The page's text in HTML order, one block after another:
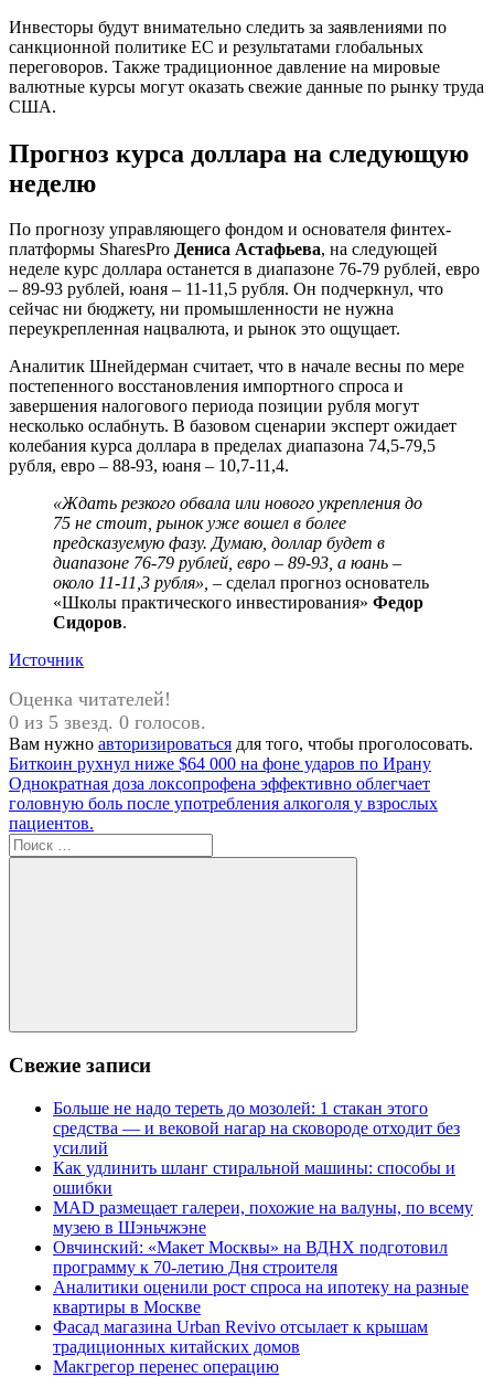
Инвесторы будут внимательно следить за заявлениями по
санкционной политике ЕС и результатами глобальных
переговоров. Также традиционное давление на мировые
валютные курсы могут оказать свежие данные по рынку труда
США.
Прогноз курса доллара на следующую
неделю
По прогнозу управляющего фондом и основателя финтех-
платформы SharesPro Дениса Астафьева, на следующей
неделе курс доллара останется в диапазоне 76-79 рублей, евро
– 89-93 рублей, юаня – 11-11,5 рубля. Он подчеркнул, что
сейчас ни бюджету, ни промышленности не нужна
переукрепленная нацвалюта, и рынок это ощущает.
Аналитик Шнейдерман считает, что в начале весны по мере
постепенного восстановления импортного спроса и
завершения налогового периода позиции рубля могут
несколько ослабнуть. В базовом сценарии эксперт ожидает
колебания курса доллара в пределах диапазона 74,5-79,5
рубля, евро – 88-93, юаня – 10,7-11,4.
«Ждать резкого обвала или нового укрепления до
75 не стоит, рынок уже вошел в более
предсказуемую фазу. Думаю, доллар будет в
диапазоне 76-79 рублей, евро – 89-93, а юань –
около 11-11,3 рубля», – сделал прогноз основатель
«Школы практического инвестирования» Федор
Сидоров.
Источник
Оценка читателей!
0 из 5 звезд. 0 голосов.
Вам нужно авторизироваться для того, чтобы проголосовать.
Навигация
по
записям
Предыдущая
запись:
Биткоин рухнул ниже $64 000 на фоне ударов по Ирану
Следующая
запись:
Однократная доза локсопрофена эффективно облегчает
головную боль после употребления алкоголя у взрослых
пациентов.
Поиск
для:
Поиск
Свежие записи
Больше не надо тереть до мозолей: 1 стакан этого
средства — и вековой нагар на сковороде отходит без
усилий
Как удлинить шланг стиральной машины: способы и
ошибки
MAD размещает галереи, похожие на валуны, по всему
музею в Шэньчжэне
Овчинский: «Макет Москвы» на ВДНХ подготовил
программу к 70-летию Дня строителя
Аналитики оценили рост спроса на ипотеку на разные
квартиры в Москве
Фасад магазина Urban Revivo отсылает к крышам
традиционных китайских домов
Макгрегор перенес операцию